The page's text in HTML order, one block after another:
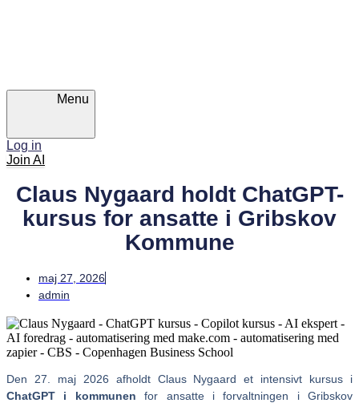
Menu
Log in
Join AI
Claus Nygaard holdt ChatGPT-
kursus for ansatte i Gribskov
Kommune
maj 27, 2026
admin
Den 27. maj 2026 afholdt Claus Nygaard et intensivt kursus i
ChatGPT i kommunen for ansatte i forvaltningen i Gribskov